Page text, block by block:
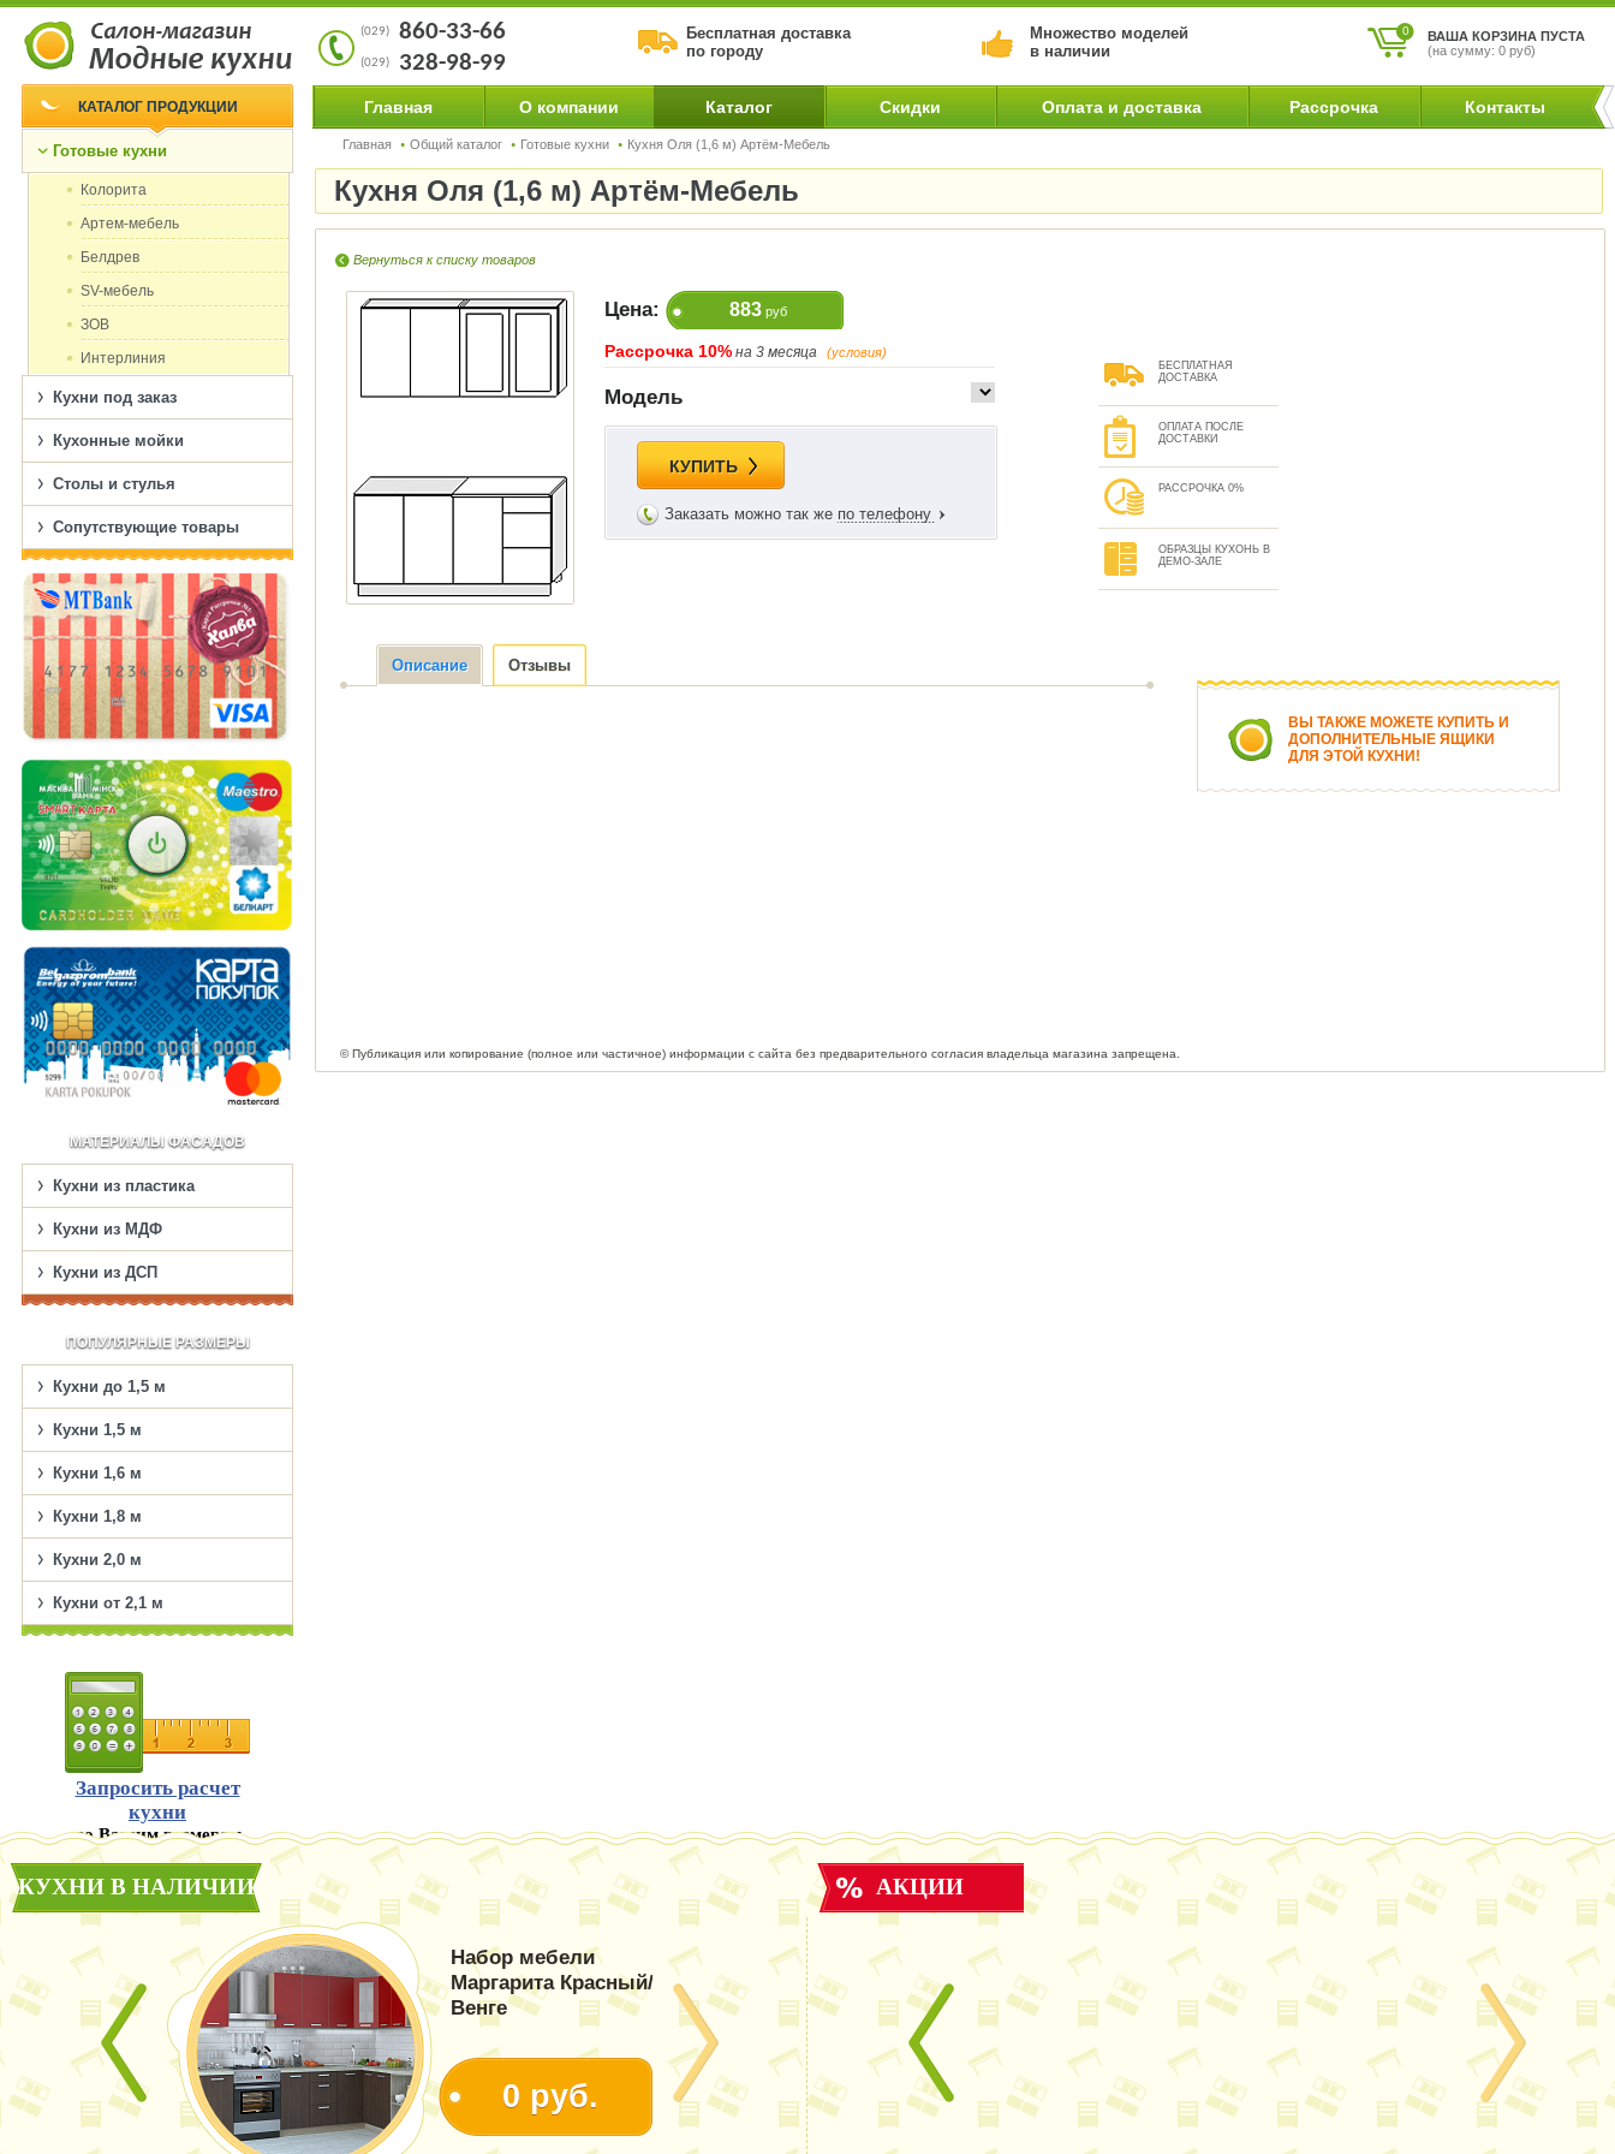
0
ВАША КОРЗИНА ПУСТА
(на сумму: 0 руб)
(029) 860-33-66
(029) 328-98-99
Бесплатная доставка
по городу
Множество моделей
в наличии
Главная О компании Каталог Скидки Оплата и доставка Рассрочка Контакты
Главная Общий каталог Готовые кухни Кухня Оля (1,6 м) Артём-Мебель
Кухня Оля (1,6 м) Артём-Мебель
© Публикация или копирование (полное или частичное) информации с сайта без предварительного согласия владельца магазина запрещена.
Вернуться к списку товаров
Цена: 883руб
Рассрочка 10% на 3 месяца (условия)
Модель
КУПИТЬ
Заказать можно так же по телефону
БЕСПЛАТНАЯ
ДОСТАВКА
ОПЛАТА ПОСЛЕ
ДОСТАВКИ
РАССРОЧКА 0%
ОБРАЗЦЫ КУХОНЬ В
ДЕМО-ЗАЛЕ
Описание Отзывы
ВЫ ТАКЖЕ МОЖЕТЕ КУПИТЬ И
ДОПОЛНИТЕЛЬНЫЕ ЯЩИКИ
ДЛЯ ЭТОЙ КУХНИ!
КАТАЛОГ ПРОДУКЦИИ
Готовые кухни
Колорита
Артем-мебель
Белдрев
SV-мебель
ЗОВ
Интерлиния
Кухни под заказ
Кухонные мойки
Столы и стулья
Сопутствующие товары
МАТЕРИАЛЫ ФАСАДОВ
Кухни из пластика
Кухни из МДФ
Кухни из ДСП
ПОПУЛЯРНЫЕ РАЗМЕРЫ
Кухни до 1,5 м
Кухни 1,5 м
Кухни 1,6 м
Кухни 1,8 м
Кухни 2,0 м
Кухни от 2,1 м
Запросить расчет
кухни
по Вашим размерам
КУХНИ В НАЛИЧИИ
Набор мебели
Маргарита Красный/
Венге
0 руб.
АКЦИИ